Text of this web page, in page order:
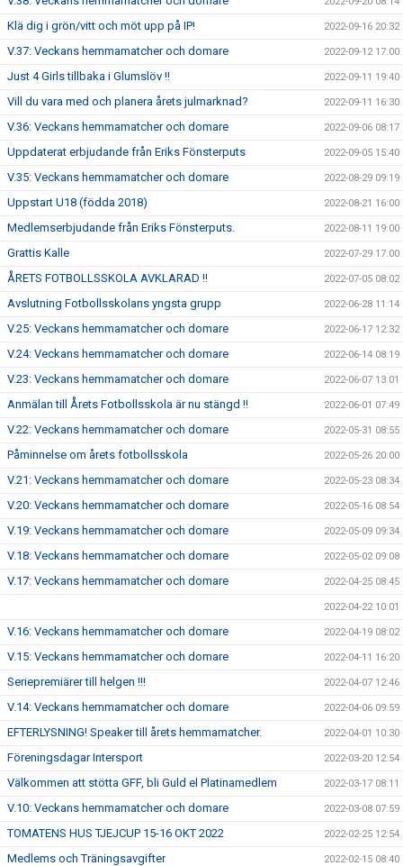
Klä dig i grön/vitt och möt upp på IP! 2022-09-16 20:32
V.37: Veckans hemmamatcher och domare 2022-09-12 17:00
Just 4 Girls tillbaka i Glumslöv !! 2022-09-11 19:40
Vill du vara med och planera årets julmarknad? 2022-09-11 16:30
V.36: Veckans hemmamatcher och domare 2022-09-06 08:17
Uppdaterat erbjudande från Eriks Fönsterputs 2022-09-05 15:40
V.35: Veckans hemmamatcher och domare 2022-08-29 09:19
Uppstart U18 (födda 2018) 2022-08-21 16:00
Medlemserbjudande från Eriks Fönsterputs. 2022-08-11 19:00
Grattis Kalle 2022-07-29 17:00
ÅRETS FOTBOLLSSKOLA AVKLARAD !! 2022-07-05 08:02
Avslutning Fotbollsskolans yngsta grupp 2022-06-28 11:14
V.25: Veckans hemmamatcher och domare 2022-06-17 12:32
V.24: Veckans hemmamatcher och domare 2022-06-14 08:19
V.23: Veckans hemmamatcher och domare 2022-06-07 13:01
Anmälan till Årets Fotbollsskola är nu stängd !! 2022-06-01 07:49
V.22: Veckans hemmamatcher och domare 2022-05-31 08:55
Påminnelse om årets fotbollsskola 2022-05-26 20:00
V.21: Veckans hemmamatcher och domare 2022-05-23 08:34
V.20: Veckans hemmamatcher och domare 2022-05-16 08:54
V.19: Veckans hemmamatcher och domare 2022-05-09 09:34
V.18: Veckans hemmamatcher och domare 2022-05-02 09:08
V.17: Veckans hemmamatcher och domare 2022-04-25 08:45
2022-04-22 10:01
V.16: Veckans hemmamatcher och domare 2022-04-19 08:02
V.15: Veckans hemmamatcher och domare 2022-04-11 16:20
Seriepremiärer till helgen !!! 2022-04-07 12:46
V.14: Veckans hemmamatcher och domare 2022-04-06 09:59
EFTERLYSNING! Speaker till årets hemmamatcher. 2022-04-01 10:30
Föreningsdagar Intersport 2022-03-20 12:54
Välkommen att stötta GFF, bli Guld el Platinamedlem 2022-03-17 08:11
V.10: Veckans hemmamatcher och domare 2022-03-08 07:59
TOMATENS HUS TJEJCUP 15-16 OKT 2022 2022-02-25 12:54
Medlems och Träningsavgifter 2022-02-15 08:40